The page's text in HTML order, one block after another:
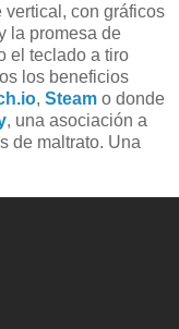
vertical, con gráficos
la promesa de
el teclado a tiro
los beneficios
, Steam o donde
, una asociación a
de maltrato. Una